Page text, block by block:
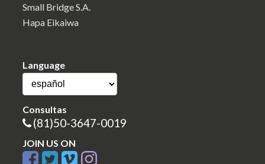
Small Bridge S.A.
Hapa Eikaiwa
Language
Consultas
(81)50-3647-0019
JOIN US ON